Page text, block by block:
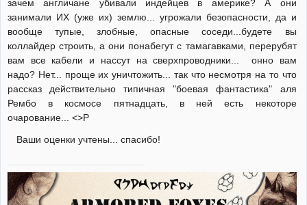
зачем англичане убивали индейцев в америке? А они
занимали ИХ (уже их) землю... угрожали безопасности, да и
вообще тупые, злобные, опасные соседи...будете вы
коллайдер строить, а они понабегут с тамагавками, перерубят
вам все кабели и нассут на сверхпроводники... онно вам
надо? Нет... проще их уничтожить... так что несмотря на то что
рассказ действительно типичная "боевая фантастика" аля
Рембо в космосе пятнадцать, в ней есть некоторе
очарование... <>P
Ваши оценки учтены... спасибо!